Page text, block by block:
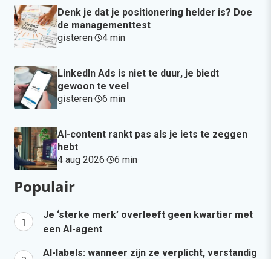
Denk je dat je positionering helder is? Doe
de managementtest
gisteren· 4 min·
LinkedIn Ads is niet te duur, je biedt
gewoon te veel
gisteren· 6 min·
AI-content rankt pas als je iets te zeggen
hebt
4 aug 2026· 6 min·
Populair
Je ‘sterke merk’ overleeft geen kwartier met
een AI-agent
AI-labels: wanneer zijn ze verplicht, verstandig